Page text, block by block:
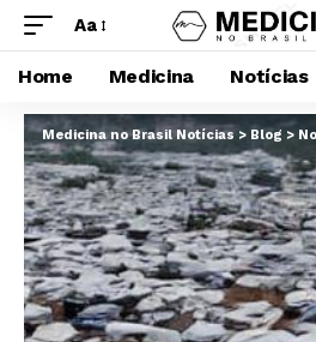
Aa
Home Medicina Notícias
Medicina no Brasil Notícias > Blog >